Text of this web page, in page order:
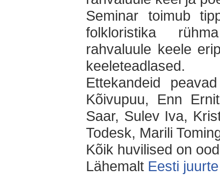
Seminar toimub
folkloristika
rahvaluule keele
keeleteadlased.
Ettekandeid
Kõivupuu, Enn
Saar, Sulev Iva,
Todesk, Marili
Kõik huvilised on
Lähemalt Eesti juurte